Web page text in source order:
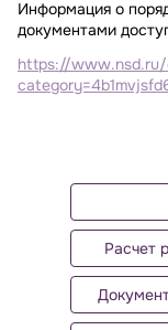
Информация о
документами
https://
Расчет